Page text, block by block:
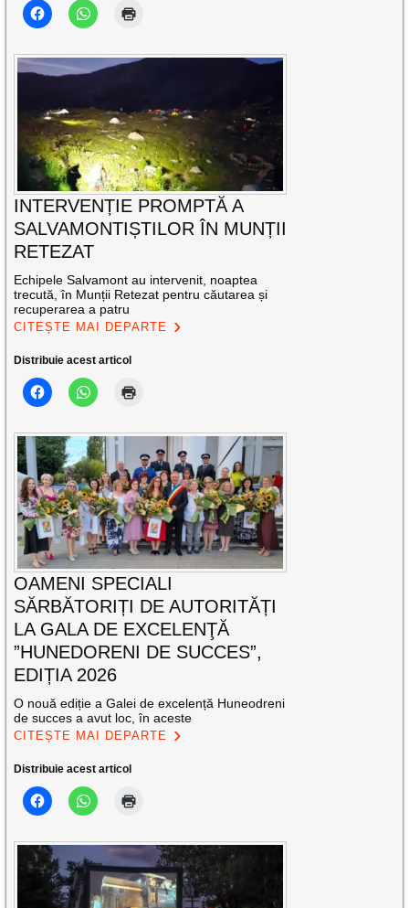
INTERVENȚIE PROMPTĂ A
SALVAMONTIȘTILOR ÎN MUNȚII
RETEZAT
Echipele Salvamont au intervenit, noaptea
trecută, în Munții Retezat pentru căutarea și
recuperarea a patru
CITEȘTE MAI DEPARTE
Distribuie acest articol
OAMENI SPECIALI
SĂRBĂTORIȚI DE AUTORITĂȚI
LA GALA DE EXCELENŢĂ
”HUNEDORENI DE SUCCES”,
EDIȚIA 2026
O nouă ediție a Galei de excelență Huneodreni
de succes a avut loc, în aceste
CITEȘTE MAI DEPARTE
Distribuie acest articol